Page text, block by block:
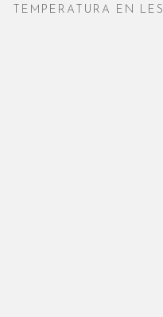
TEMPERATURA EN LES